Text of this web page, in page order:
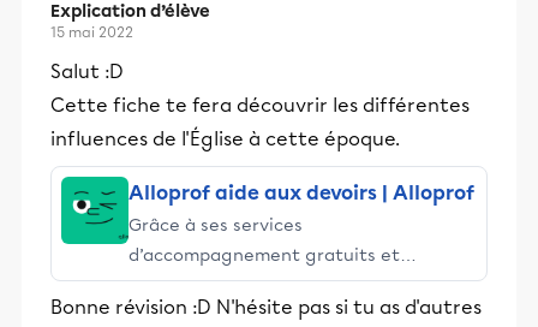
Explication d’élève
15 mai 2022
Salut :D
Cette fiche te fera découvrir les différentes
influences de l'Église à cette époque.
Alloprof aide aux devoirs | Alloprof
Grâce à ses services
d’accompagnement gratuits et
stimulants, Alloprof engage les élèves
et leurs parents dans la réussite
Bonne révision :D N'hésite pas si tu as d'autres